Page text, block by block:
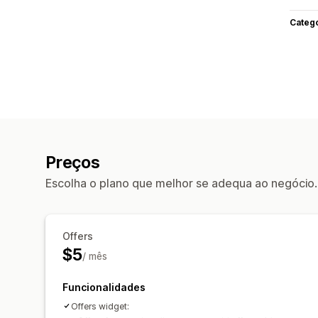
Preços
Escolha o plano que melhor se adequa ao negócio.
Offers
$5/ mês
Funcionalidades
Offers widget: